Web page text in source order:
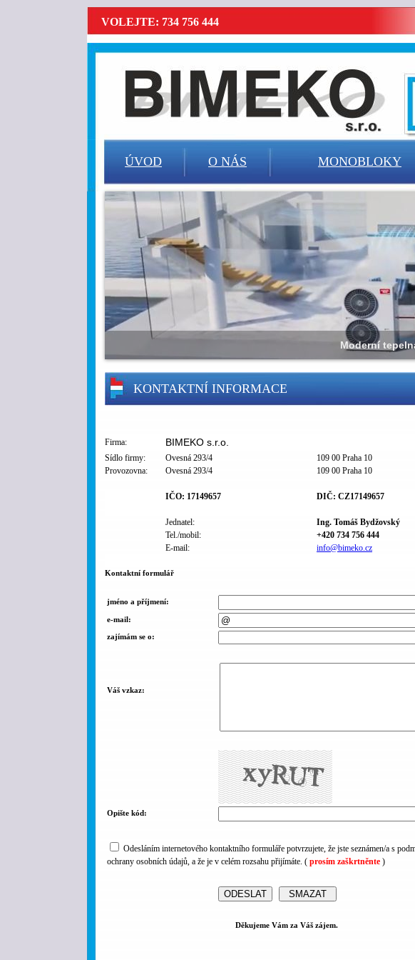
VOLEJTE: 734 756 444
ÚVOD O NÁS MONOBLOKY
Moderní
KONTAKTNÍ INFORMACE
Firma: BIMEKO s.r.o.
Sídlo firmy: Ovesná 293/4
109 00 Praha 10
Provozovna:
Ovesná 293/4 109 00 Praha 10
IČO: 17149657 DIČ: CZ17149657
Jednatel:
Ing. Tomáš Bydžovský
Tel./mobil:
+420 734 756 444
E-mail:
info@bimeko.cz
Kontaktní formulář
jméno a příjmení:
e-mail:
zajímám se o:
Váš vzkaz:
Opište kód:
Odesláním internetového kontaktního formuláře potvrzujete, že jste seznámen/a s
ochrany osobních údajů, a že je v celém rozsahu přijímáte. ( prosím zaškrtněnte )
Děkujeme Vám za Váš zájem.